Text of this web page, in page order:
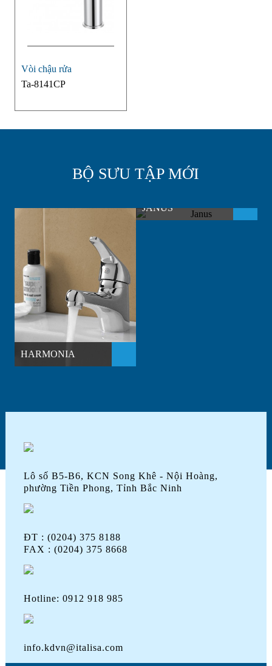
Vòi chậu rửa
Ta-8141CP
BỘ SƯU TẬP MỚI
HARMONIA
JANUS
Lô số B5-B6, KCN Song Khê - Nội Hoàng,
phường Tiền Phong, Tỉnh Bắc Ninh
ĐT : (0204) 375 8188
FAX : (0204) 375 8668
Hotline: 0912 918 985
info.kdvn@italisa.com